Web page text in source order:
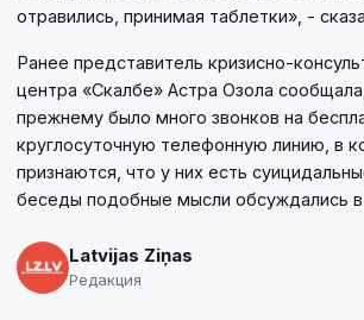
отравились, принимая таблетки», -
Ранее представитель кризисно-
центра «Скалбе» Астра Озола
прежнему было много звонков на
круглосуточную телефонную линию, в
признаются, что у них есть
беседы подобные мысли обсуждались в
Latvijas Ziņas
Редакция